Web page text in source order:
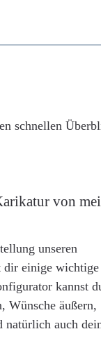
schnellen
von
unseren
einige wichtige
kannst
Wünsche äußern,
auch